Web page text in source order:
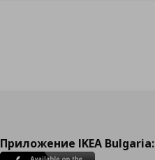
Приложение IKEA Bulgaria: